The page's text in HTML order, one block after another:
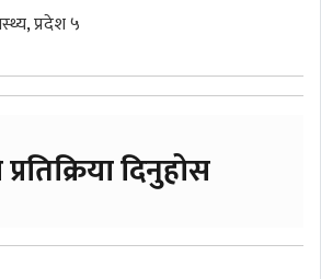
,प्रदेश ५
दिनुहोस